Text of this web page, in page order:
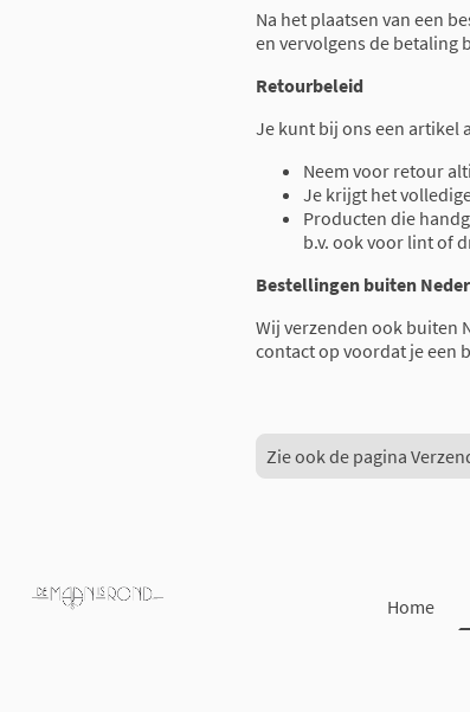
Na het plaatsen van een
en vervolgens de betaling
Retourbeleid
Je kunt bij ons een artikel
Neem voor retour
Je krijgt het
Producten die
b.v. ook voor lint of
Bestellingen buiten
Wij verzenden ook buiten
contact op voordat je een
Zie ook de pagina
Home